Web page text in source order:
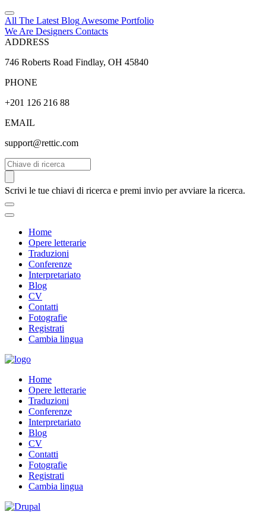
All The Latest Blog Awesome Portfolio
We Are Designers Contacts
ADDRESS
746 Roberts Road Findlay, OH 45840
PHONE
+201 126 216 88
EMAIL
support@rettic.com
Cerca
Scrivi le tue chiavi di ricerca e premi invio per avviare la ricerca.
Home
Opere letterarie
Traduzioni
Conferenze
Interpretariato
Blog
CV
Contatti
Fotografie
Registrati
Cambia lingua
Home
Opere letterarie
Traduzioni
Conferenze
Interpretariato
Blog
CV
Contatti
Fotografie
Registrati
Cambia lingua